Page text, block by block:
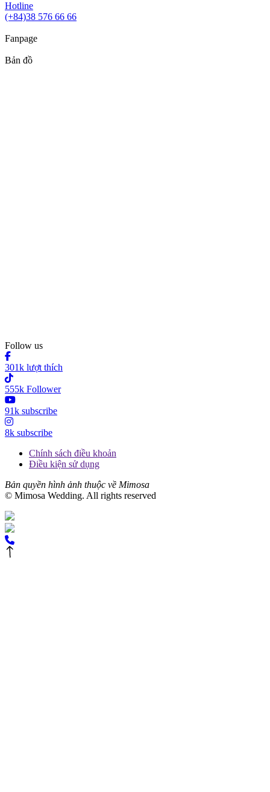
Hotline
(+84)38 576 66 66
Fanpage
Bản đồ
Follow us
301k lượt thích
555k Follower
91k subscribe
8k subscribe
Chính sách điều khoản
Điều kiện sử dụng
Bản quyền hình ảnh thuộc về Mimosa
© Mimosa Wedding. All rights reserved